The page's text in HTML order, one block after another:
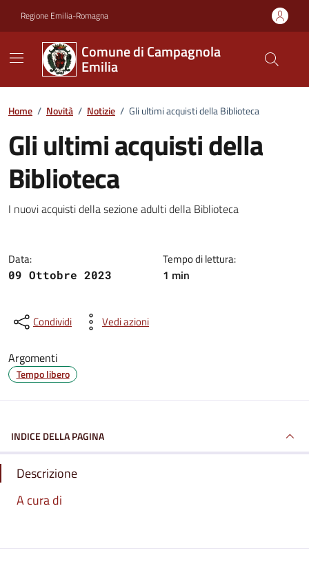
Regione Emilia-Romagna
Comune di Campagnola
Emilia
Home / Novità / Notizie / Gli ultimi acquisti della Biblioteca
Gli ultimi acquisti della
Biblioteca
Dettagli della notizia
I nuovi acquisti della sezione adulti della Biblioteca
Data:
09 Ottobre 2023
Tempo di lettura:
1 min
Condividi Vedi azioni
Argomenti
Tempo libero
INDICE DELLA PAGINA
Descrizione
A cura di